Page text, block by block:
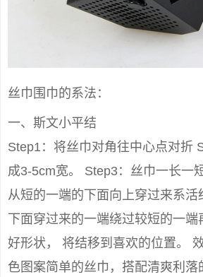
丝巾围巾的系法：
一、斯文小平结
Step1：将丝巾对角往中心点对折
成3-5cm宽。 Step3：丝巾一长一
从短的一端的下面向上穿过来系活
下面穿过来的一端绕过较短的一端
好形状， 将结移到喜欢的位置。
色图案简单的丝巾，搭配清爽利落